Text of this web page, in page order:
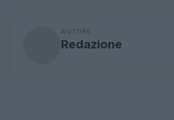
AUTORE
Redazione